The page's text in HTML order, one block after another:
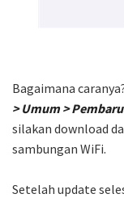
Bagaimana
> Umum >
silakan download
sambungan WiFi.
Setelah update